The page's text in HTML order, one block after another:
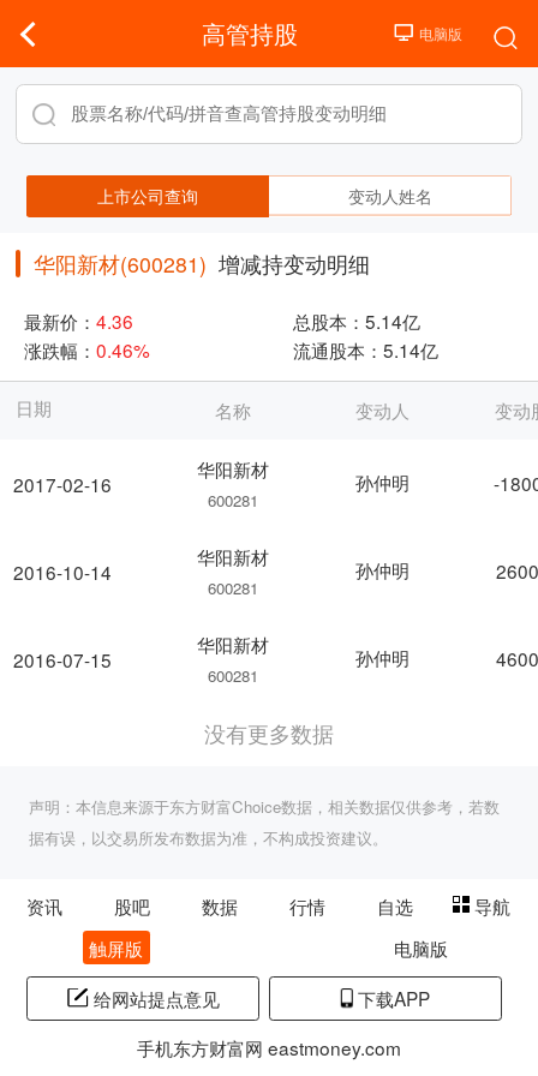
高管持股
上市公司查询 变动人姓名
华阳新材(600281) 增减持变动明细
最新价： 4.36 总股本： 5.14亿
涨跌幅： 0.46% 流通股本： 5.14亿
日期
2017-02-16
2016-10-14
2016-07-15
名称 变动人 变动
华阳新材
600281
孙仲明 -
华阳新材
600281
孙仲明
华阳新材
600281
孙仲明
没有更多数据
声明：本信息来源于东方财富Choice数据，相关数据仅供参考，若数
据有误，以交易所发布数据为准，不构成投资建议。
资讯 股吧 数据 行情 自选
导航
触屏版
电脑版
给网站提点意见
下载APP
手机东方财富网 eastmoney.com